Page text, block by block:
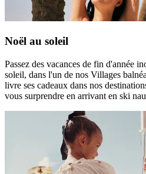
Noël au soleil
Passez des vacances de fin d'année
soleil, dans l'un de nos Villages
livre ses cadeaux dans nos
vous surprendre en arrivant en ski